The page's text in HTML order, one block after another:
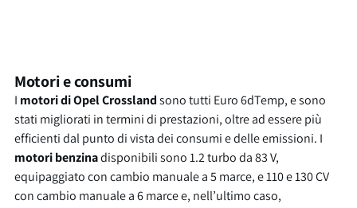
Motori e consumi
I motori di Opel Crosslandsono tutti Euro 6dTemp, e sono
stati migliorati in termini di prestazioni, oltre ad essere più
efficienti dal punto di vista dei consumi e delle emissioni. I
motori benzinadisponibili sono 1.2 turbo da 83 V,
equipaggiato con cambio manuale a 5 marce, e 110 e 130 CV
con cambio manuale a 6 marce e, nell’ultimo caso,